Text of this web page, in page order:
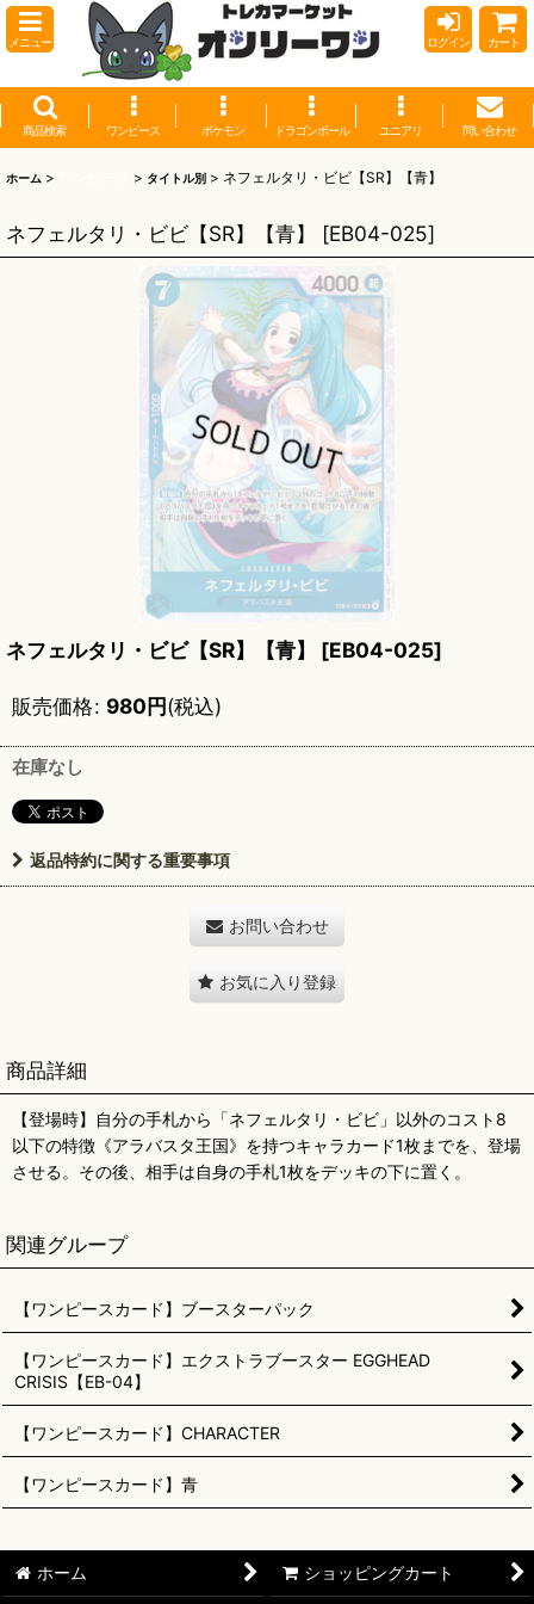
メニュー ログイン カート
商品検索 ワンピース ポケモン ドラゴンボール ユニアリ 問い合わせ
ホーム > > タイトル別 > ネフェルタリ・ビビ【SR】【青】
ネフェルタリ・ビビ【SR】【青】 [EB04-025]
ネフェルタリ・ビビ【SR】【青】 [EB04-025]
販売価格: 980円(税込)
在庫なし
返品特約に関する重要事項
お問い合わせ
お気に入り登録
商品詳細
【登場時】自分の手札から「ネフェルタリ・ビビ」以外のコスト8
以下の特徴《アラバスタ王国》を持つキャラカード1枚までを、登場
させる。その後、相手は自身の手札1枚をデッキの下に置く。
関連グループ
【ワンピースカード】ブースターパック
【ワンピースカード】エクストラブースター EGGHEAD
CRISIS【EB-04】
【ワンピースカード】CHARACTER
【ワンピースカード】青
ホーム ショッピングカート